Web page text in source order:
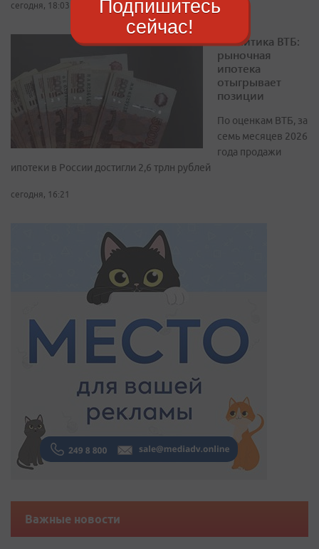
сегодня, 18:03
Аналитика ВТБ:
рыночная
ипотека
отыгрывает
позиции
По оценкам ВТБ, за
семь месяцев 2026
года продажи
ипотеки в России достигли 2,6 трлн рублей
сегодня, 16:21
Важные новости
Подпишитесь
сейчас!